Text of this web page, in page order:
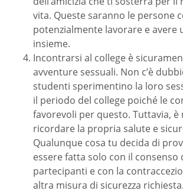
vita. Queste saranno le persone
potenzialmente lavorare e avere
insieme.
Incontrarsi al college è
avventure sessuali. Non c’è
studenti sperimentino la loro
il periodo del college poiché le
favorevoli per questo. Tuttavia, è
ricordare la propria salute e
Qualunque cosa tu decida di
essere fatta solo con il consenso
partecipanti e con la
altra misura di sicurezza